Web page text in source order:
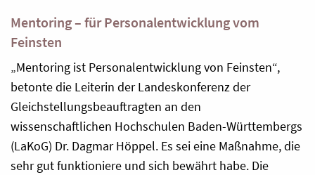
Mentoring – für Personalentwicklung vom
Feinsten
„Mentoring ist Personalentwicklung von Feinsten“,
betonte die Leiterin der Landeskonferenz der
Gleichstellungsbeauftragten an den
wissenschaftlichen Hochschulen Baden-Württembergs
(LaKoG) Dr. Dagmar Höppel. Es sei eine Maßnahme, die
sehr gut funktioniere und sich bewährt habe. Die